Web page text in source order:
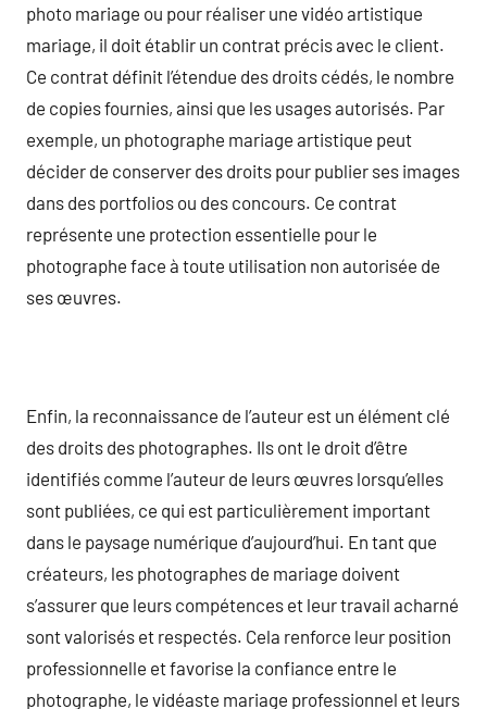
photo mariage ou pour réaliser une vidéo artistique
mariage, il doit établir un contrat précis avec le client.
Ce contrat définit l’étendue des droits cédés, le nombre
de copies fournies, ainsi que les usages autorisés. Par
exemple, un photographe mariage artistique peut
décider de conserver des droits pour publier ses images
dans des portfolios ou des concours. Ce contrat
représente une protection essentielle pour le
photographe face à toute utilisation non autorisée de
ses œuvres.
Enfin, la reconnaissance de l’auteur est un élément clé
des droits des photographes. Ils ont le droit d’être
identifiés comme l’auteur de leurs œuvres lorsqu’elles
sont publiées, ce qui est particulièrement important
dans le paysage numérique d’aujourd’hui. En tant que
créateurs, les photographes de mariage doivent
s’assurer que leurs compétences et leur travail acharné
sont valorisés et respectés. Cela renforce leur position
professionnelle et favorise la confiance entre le
photographe, le vidéaste mariage professionnel et leurs